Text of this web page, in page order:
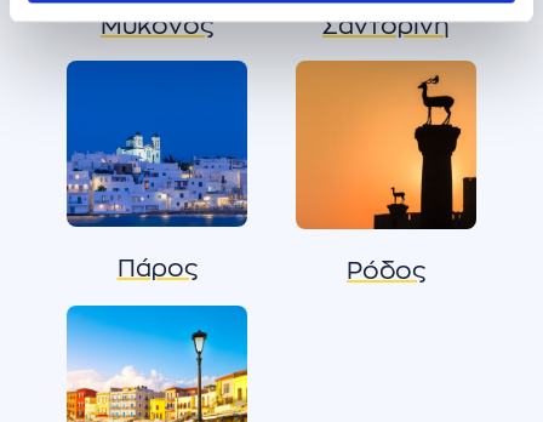
Μύκονος Σαντορίνη
Πάρος Ρόδος